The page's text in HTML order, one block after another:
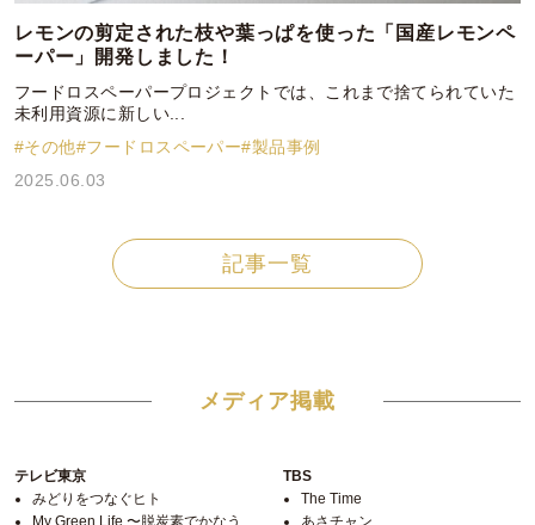
レモンの剪定された枝や葉っぱを使った「国産レモンペ
ーパー」開発しました！
フードロスペーパープロジェクトでは、これまで捨てられていた
未利用資源に新しい...
#その他#フードロスペーパー#製品事例
2025.06.03
記事一覧
メディア掲載
テレビ東京
みどりをつなぐヒト
TBS
The Time